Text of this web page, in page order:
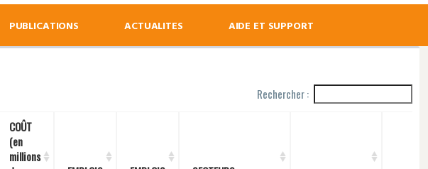
PUBLICATIONS ACTUALITES AIDE ET SUPPORT
Rechercher :
COÛT
(en
millions